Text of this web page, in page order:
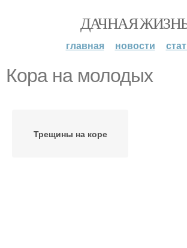
ДАЧНАЯ
главная новости
Кора на молодых
Трещины на коре